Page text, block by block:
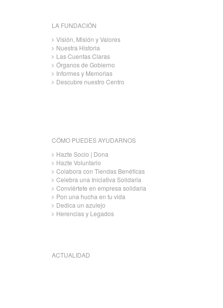
LA FUNDACIÓN
Visión, Misión y Valores
Nuestra Historia
Las Cuentas Claras
Órganos de Gobierno
Informes y Memorias
Descubre nuestro Centro
CÓMO PUEDES AYUDARNOS
Hazte Socio | Dona
Hazte Voluntario
Colabora con Tiendas Benéficas
Celebra una Iniciativa Solidaria
Conviértete en empresa solidaria
Pon una hucha en tu vida
Dedica un azulejo
Herencias y Legados
ACTUALIDAD